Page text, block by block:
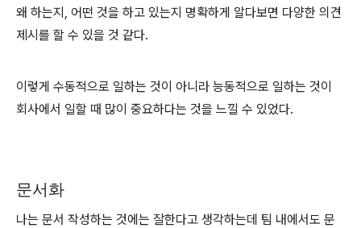
왜 하는지, 어떤 것을 하고 있는지 명확하게 알다보면 다양한 의견
제시를 할 수 있을 것 같다.
이렇게 수동적으로 일하는 것이 아니라 능동적으로 일하는 것이
회사에서 일할 때 많이 중요하다는 것을 느낄 수 있었다.
문서화
나는 문서 작성하는 것에는 잘한다고 생각하는데 팀 내에서도 문